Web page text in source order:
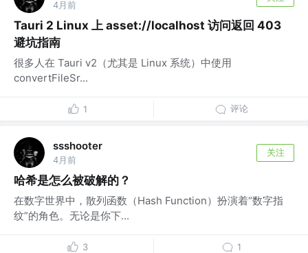
4月前
Tauri 2 Linux 上 asset://localhost 访问返回 403
避坑指南
很多人在 Tauri v2（尤其是 Linux 系统）中使用
convertFileSr...
1 评论
ssshooter
4月前
关注
哈希是怎么被破解的？
在数字世界中，散列函数（Hash Function）扮演着“数字指
纹”的角色。无论是你下...
3 1